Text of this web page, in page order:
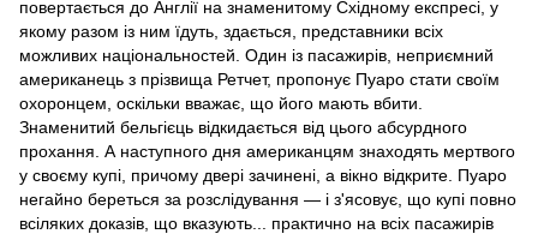
повертається до Англії на знаменитому Східному експресі, у
якому разом із ним їдуть, здається, представники всіх
можливих національностей. Один із пасажирів, неприємний
американець з прізвища Ретчет, пропонує Пуаро стати своїм
охоронцем, оскільки вважає, що його мають вбити.
Знаменитий бельгієць відкидається від цього абсурдного
прохання. А наступного дня американцям знаходять мертвого
у своєму купі, причому двері зачинені, а вікно відкрите. Пуаро
негайно береться за розслідування — і з'ясовує, що купі повно
всіляких доказів, що вказують... практично на всіх пасажирів